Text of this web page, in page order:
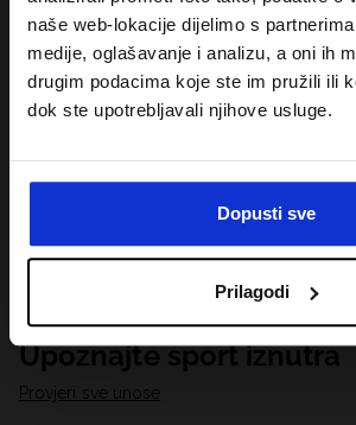
naše web-lokacije dijelimo s
medije, oglašavanje i analizu, a oni ih
drugim podacima koje ste im pružili ili
dok ste upotrebljavali njihove usluge.
Dopusti sve
Prilagodi
Upoznajte sport iznutra
Provjeri sve unose